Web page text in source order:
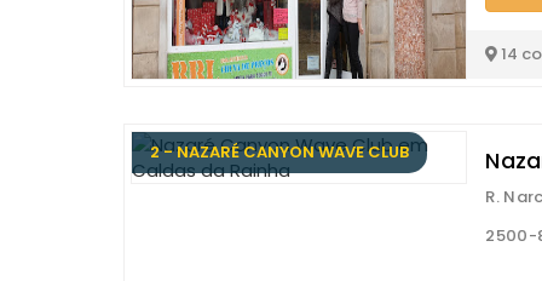
14
2 - NAZARÉ CANYON WAVE CLUB
R.
2500-